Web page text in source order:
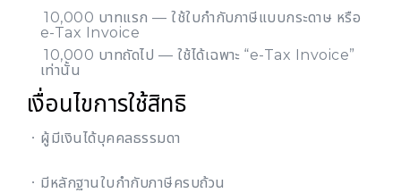
10,000 บาทแรก — ใช้ใบกำกับภาษีแบบกระดาษ หรือ
e-Tax Invoice
10,000 บาทถัดไป — ใช้ได้เฉพาะ “e-Tax Invoice”
เท่านั้น
เงื่อนไขการใช้สิทธิ
ㆍผู้มีเงินได้บุคคลธรรมดา
ㆍมีหลักฐานใบกำกับภาษีครบถ้วน